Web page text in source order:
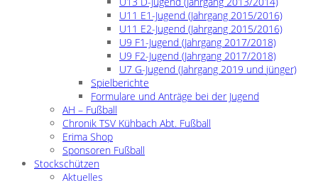
U11 E1-Jugend (Jahrgang 2015/2016)
U11 E2-Jugend (Jahrgang 2015/2016)
U9 F1-Jugend (Jahrgang 2017/2018)
U9 F2-Jugend (Jahrgang 2017/2018)
U7 G-Jugend (Jahrgang 2019 und jünger)
Spielberichte
Formulare und Anträge bei der Jugend
AH – Fußball
Chronik TSV Kühbach Abt. Fußball
Erima Shop
Sponsoren Fußball
Stockschützen
Aktuelles